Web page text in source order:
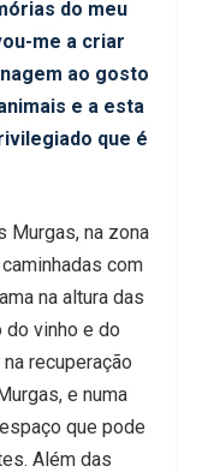
do meu
me a criar
ao gosto
e a esta
que é
Murgas, na zona
com
na altura das
vinho e do
recuperação
e numa
que pode
Além das